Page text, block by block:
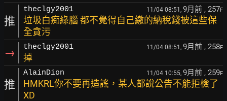
推
theclgy2001 11/04 08:51, 9月前 , 257F
垃圾白痴綠腦 都不覺得自己繳的納稅錢被這些保
全貪污
→ theclgy2001 11/04 08:51, 9月前 , 258F
掉
推
AlainDion 11/04 10:55, 9月前 , 259F
HMKRL你不要再造謠，某人都說公告不能拒檢了
XD